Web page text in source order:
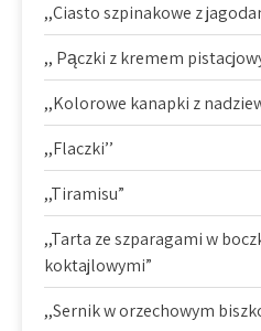
,,Ciasto szpinakowe z
,, Pączki z kremem
,,Kolorowe kanapki z
,,Flaczki’’
,,Tiramisu”
,,Tarta ze szparagami w
koktajlowymi”
,,Sernik w orzechowym